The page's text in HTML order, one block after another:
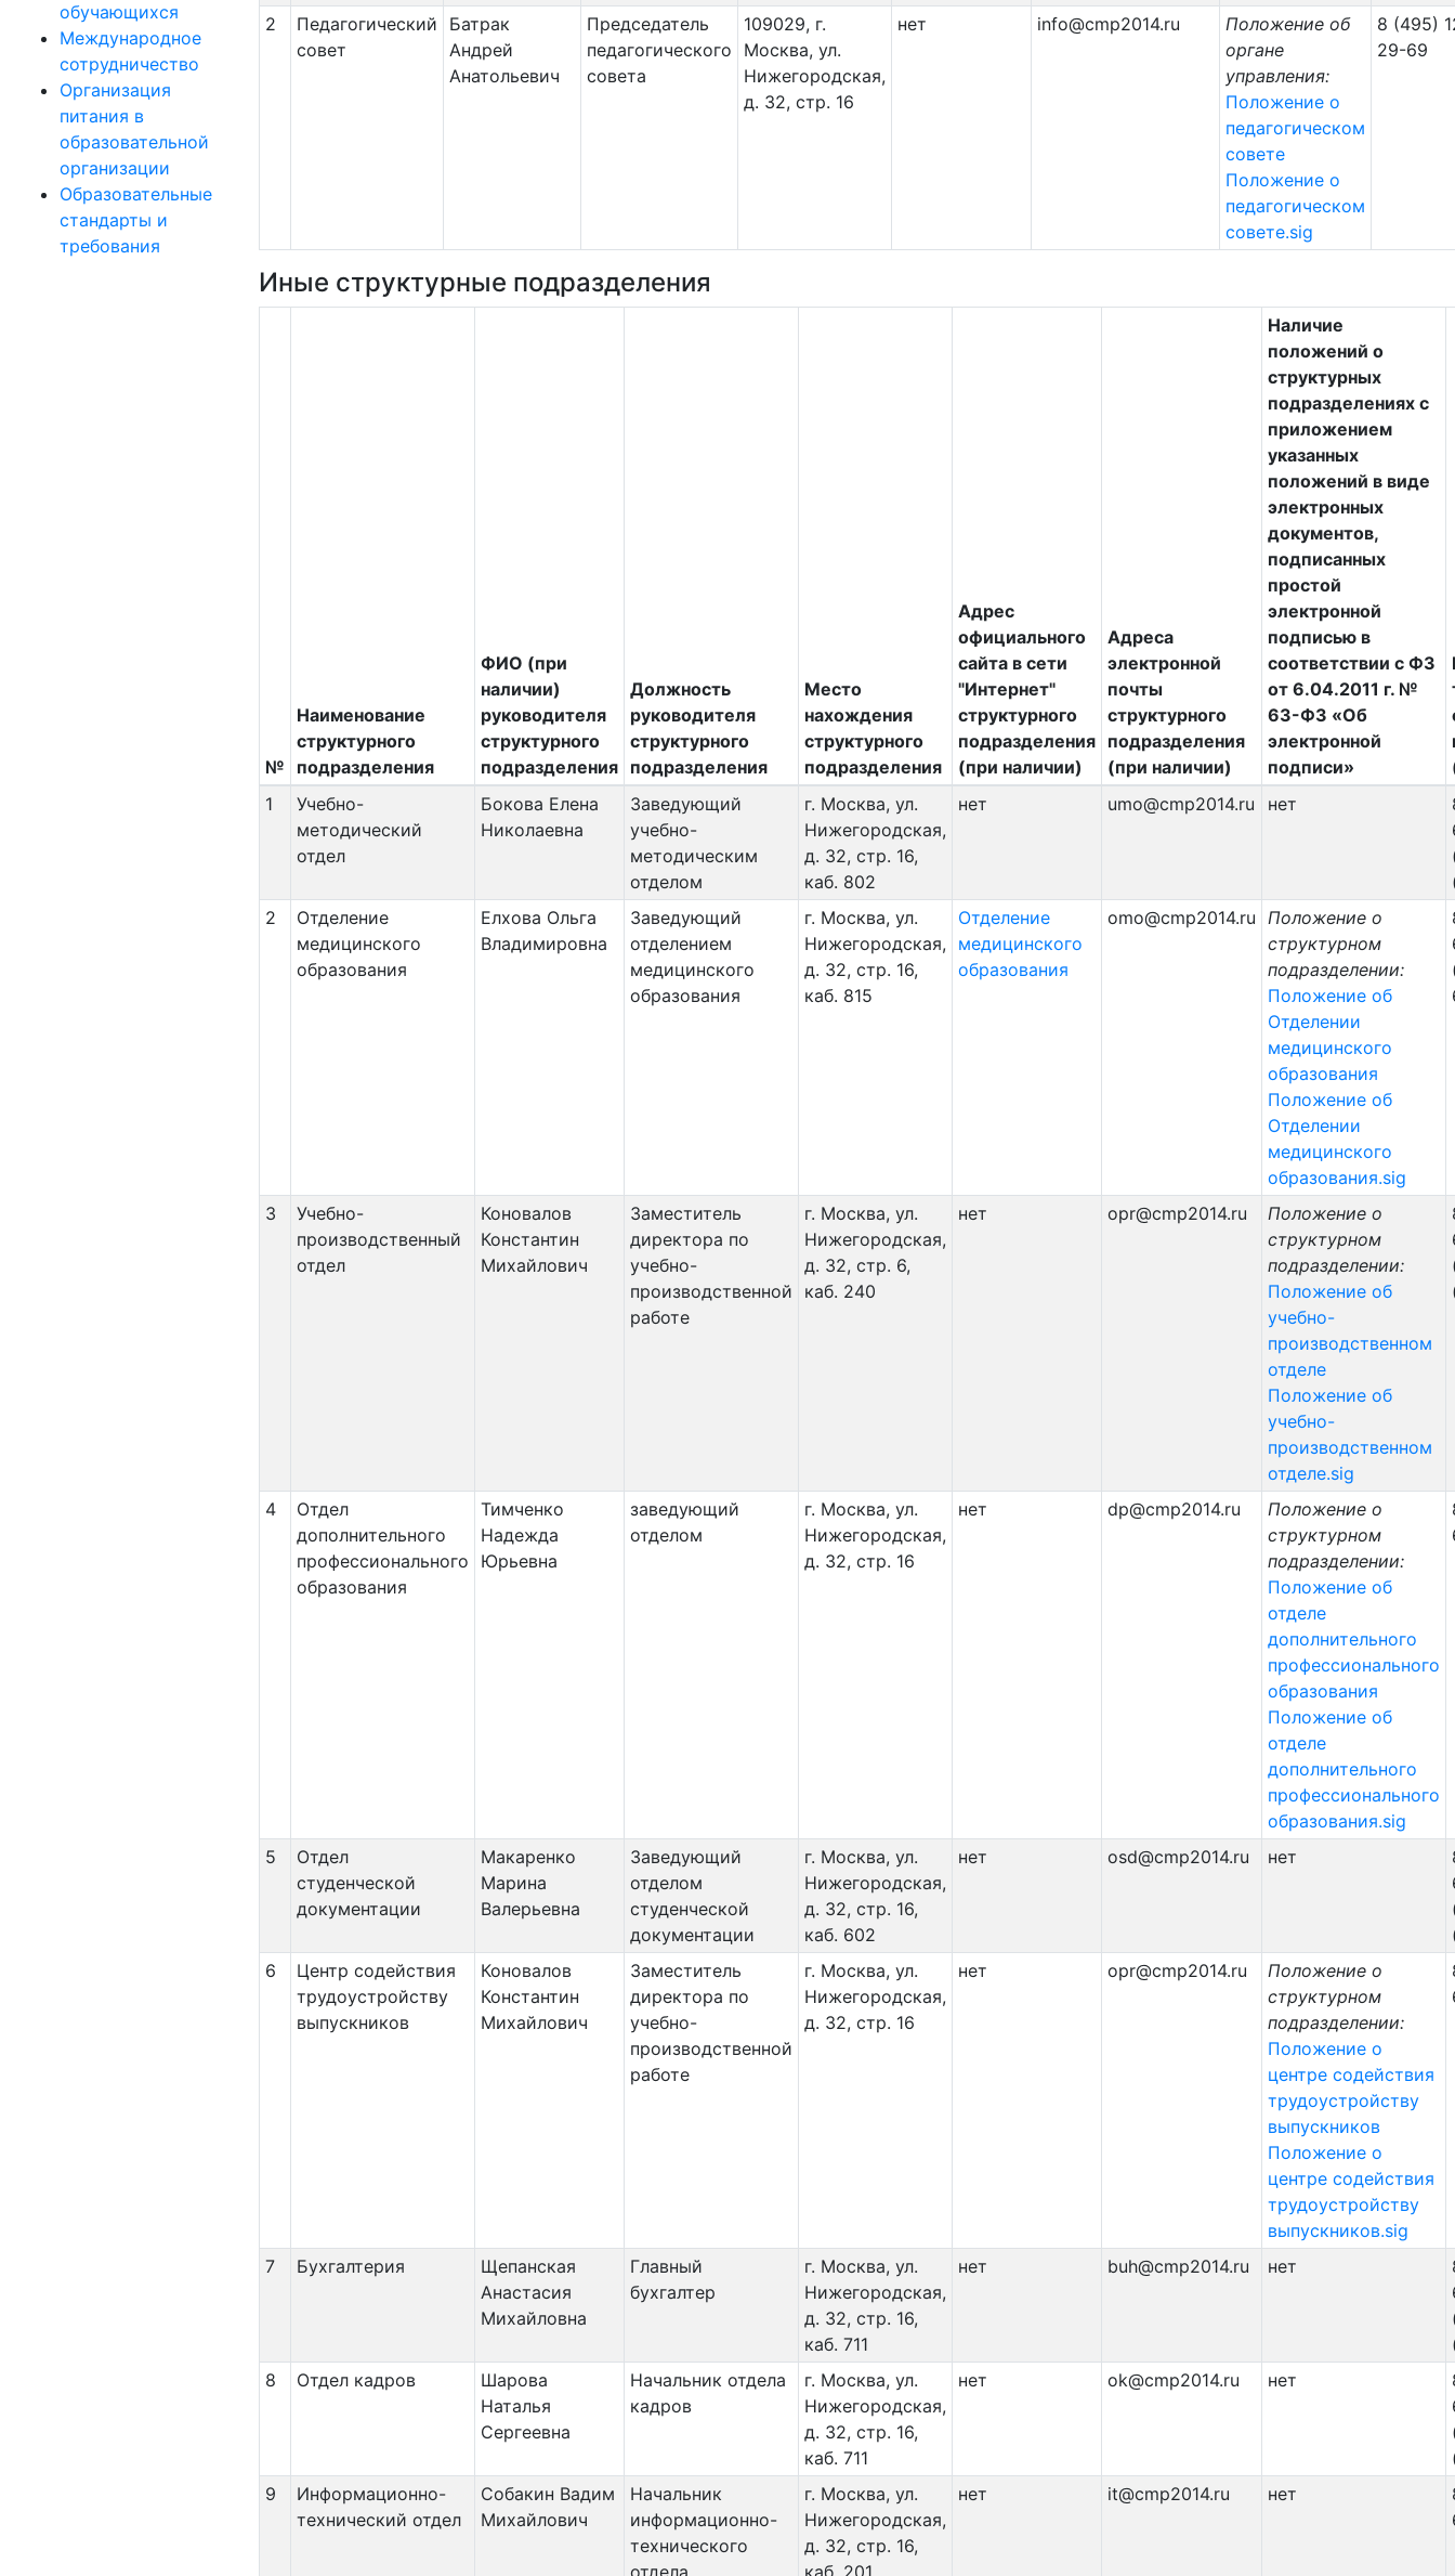
обучающихся
Международное
сотрудничество
Организация
питания в
образовательной
организации
Образовательные
стандарты и
требования
2
Педагогический
совет
Батрак
Андрей
Анатольевич
Председатель
педагогического
совета
109029, г.
Москва, ул.
Нижегородская,
д. 32, стр. 16
нет info@cmp2014.ru
Положение об
органе
управления:
Положение о
педагогическом
совете
Положение о
педагогическом
совете.sig
8 (495)
29-69
Иные структурные подразделения
№
Наименование
структурного
подразделения
ФИО (при
наличии)
руководителя
структурного
подразделения
Должность
руководителя
структурного
подразделения
Место
нахождения
структурного
подразделения
Адрес
официального
сайта в сети
"Интернет"
структурного
подразделения
(при наличии)
Адреса
электронной
почты
структурного
подразделения
(при наличии)
Наличие
положений о
структурных
подразделениях с
приложением
указанных
положений в виде
электронных
документов,
подписанных
простой
электронной
подписью в
соответствии с ФЗ
от 6.04.2011 г. №
63-ФЗ «Об
электронной
подписи»
1
Учебно-
методический
отдел
Бокова Елена
Николаевна
Заведующий
учебно-
методическим
отделом
г. Москва, ул.
Нижегородская,
д. 32, стр. 16,
каб. 802
нет umo@cmp2014.ru нет
2
Отделение
медицинского
образования
Елхова Ольга
Владимировна
Заведующий
отделением
медицинского
образования
г. Москва, ул.
Нижегородская,
д. 32, стр. 16,
каб. 815
Отделение
медицинского
образования
omo@cmp2014.ru Положение о
структурном
подразделении:
Положение об
Отделении
медицинского
образования
Положение об
Отделении
медицинского
образования.sig
3
Учебно-
производственный
отдел
Коновалов
Константин
Михайлович
Заместитель
директора по
учебно-
производственной
работе
г. Москва, ул.
Нижегородская,
д. 32, стр. 6,
каб. 240
нет opr@cmp2014.ru
Положение о
структурном
подразделении:
Положение об
учебно-
производственном
отделе
Положение об
учебно-
производственном
отделе.sig
4
Отдел
дополнительного
профессионального
образования
Тимченко
Надежда
Юрьевна
заведующий
отделом
г. Москва, ул.
Нижегородская,
д. 32, стр. 16
нет dp@cmp2014.ru
Положение о
структурном
подразделении:
Положение об
отделе
дополнительного
профессионального
образования
Положение об
отделе
дополнительного
профессионального
образования.sig
5
Отдел
студенческой
документации
Макаренко
Марина
Валерьевна
Заведующий
отделом
студенческой
документации
г. Москва, ул.
Нижегородская,
д. 32, стр. 16,
каб. 602
нет osd@cmp2014.ru нет
6
Центр содействия
трудоустройству
выпускников
Коновалов
Константин
Михайлович
Заместитель
директора по
учебно-
производственной
работе
г. Москва, ул.
Нижегородская,
д. 32, стр. 16
нет opr@cmp2014.ru
Положение о
структурном
подразделении:
Положение о
центре содействия
трудоустройству
выпускников
Положение о
центре содействия
трудоустройству
выпускников.sig
7 Бухгалтерия
Щепанская
Анастасия
Михайловна
Главный
бухгалтер
г. Москва, ул.
Нижегородская,
д. 32, стр. 16,
каб. 711
нет buh@cmp2014.ru нет
8
Отдел кадров
Шарова
Наталья
Сергеевна
Начальник отдела
кадров
г. Москва, ул.
Нижегородская,
д. 32, стр. 16,
каб. 711
нет ok@cmp2014.ru нет
9
Информационно-
технический отдел
Собакин Вадим
Михайлович
Начальник
информационно-
технического
отдела
г. Москва, ул.
Нижегородская,
д. 32, стр. 16,
каб. 201
нет it@cmp2014.ru нет